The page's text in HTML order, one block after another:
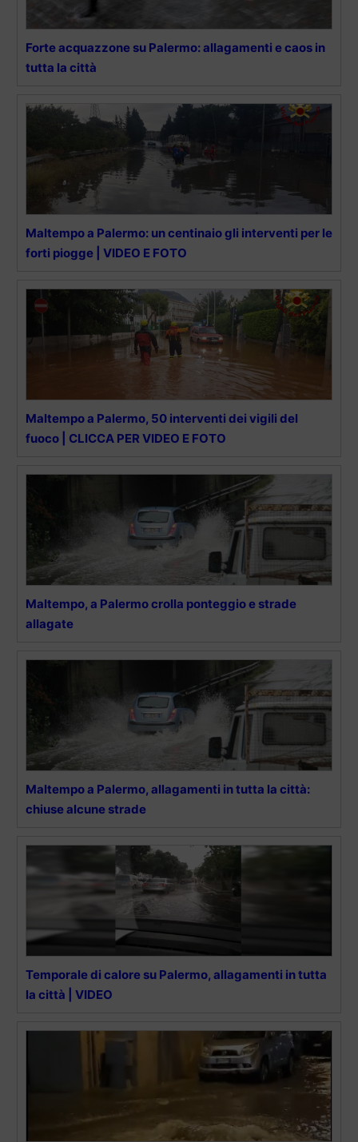
Forte acquazzone su Palermo: allagamenti e caos in
tutta la città
Maltempo a Palermo: un centinaio gli interventi per le
forti piogge | VIDEO E FOTO
Maltempo a Palermo, 50 interventi dei vigili del
fuoco | CLICCA PER VIDEO E FOTO
Maltempo, a Palermo crolla ponteggio e strade
allagate
Maltempo a Palermo, allagamenti in tutta la città:
chiuse alcune strade
Temporale di calore su Palermo, allagamenti in tutta
la città | VIDEO